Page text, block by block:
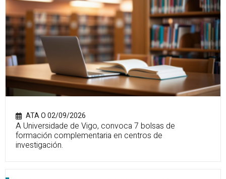
ATA O 02/09/2026
A Universidade de Vigo, convoca 7 bolsas de
formación complementaria en centros de
investigación.